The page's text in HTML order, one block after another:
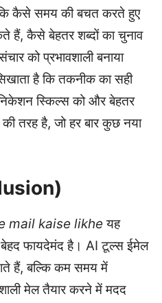
कैसे समय की बचत करते हुए
हैं, कैसे बेहतर शब्दों का चुनाव
को प्रभावशाली बनाया
है कि तकनीक का सही
स्किल्स को और बेहतर
तरह है, जो हर बार कुछ नया
mail kaise likheयह
फायदेमंद है। AI टूल्स ईमेल
हैं, बल्कि कम समय में
मेल तैयार करने में मदद